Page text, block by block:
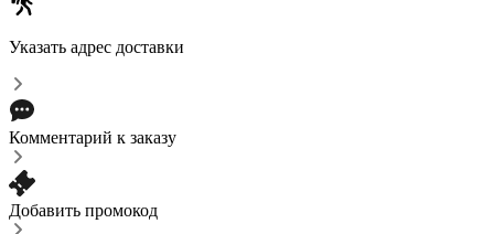
Указать адрес доставки
Комментарий к заказу
Добавить промокод